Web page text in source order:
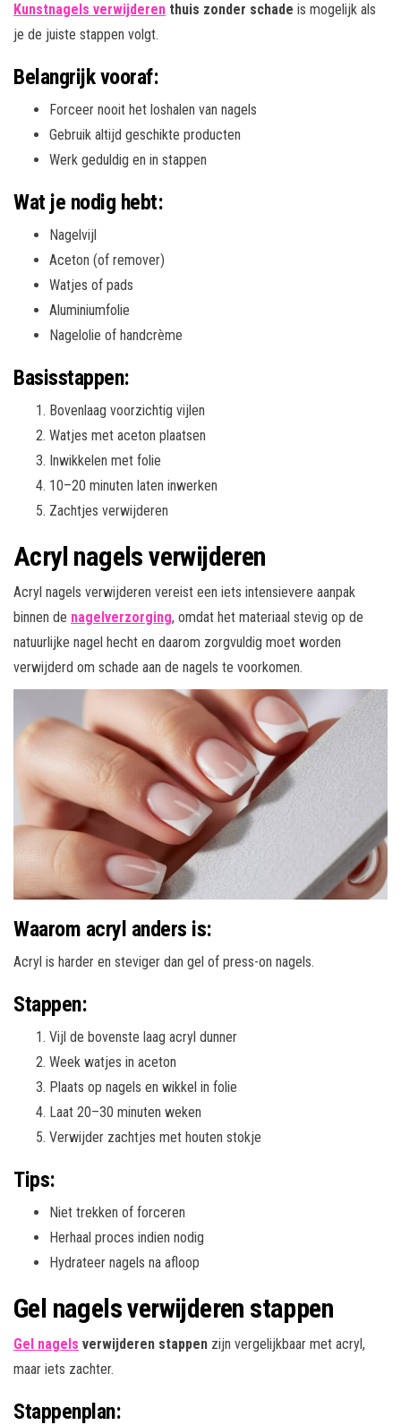
Kunstnagels verwijderen thuis zonder schade is mogelijk als
je de juiste stappen volgt.
Belangrijk vooraf:
Forceer nooit het loshalen van nagels
Gebruik altijd geschikte producten
Werk geduldig en in stappen
Wat je nodig hebt:
Nagelvijl
Aceton (of remover)
Watjes of pads
Aluminiumfolie
Nagelolie of handcrème
Basisstappen:
Bovenlaag voorzichtig vijlen
Watjes met aceton plaatsen
Inwikkelen met folie
10–20 minuten laten inwerken
Zachtjes verwijderen
Acryl nagels verwijderen
Acryl nagels verwijderen vereist een iets intensievere aanpak
binnen de nagelverzorging, omdat het materiaal stevig op de
natuurlijke nagel hecht en daarom zorgvuldig moet worden
verwijderd om schade aan de nagels te voorkomen.
Waarom acryl anders is:
Acryl is harder en steviger dan gel of press-on nagels.
Stappen:
Vijl de bovenste laag acryl dunner
Week watjes in aceton
Plaats op nagels en wikkel in folie
Laat 20–30 minuten weken
Verwijder zachtjes met houten stokje
Tips:
Niet trekken of forceren
Herhaal proces indien nodig
Hydrateer nagels na afloop
Gel nagels verwijderen stappen
Gel nagels verwijderen stappen zijn vergelijkbaar met acryl,
maar iets zachter.
Stappenplan: